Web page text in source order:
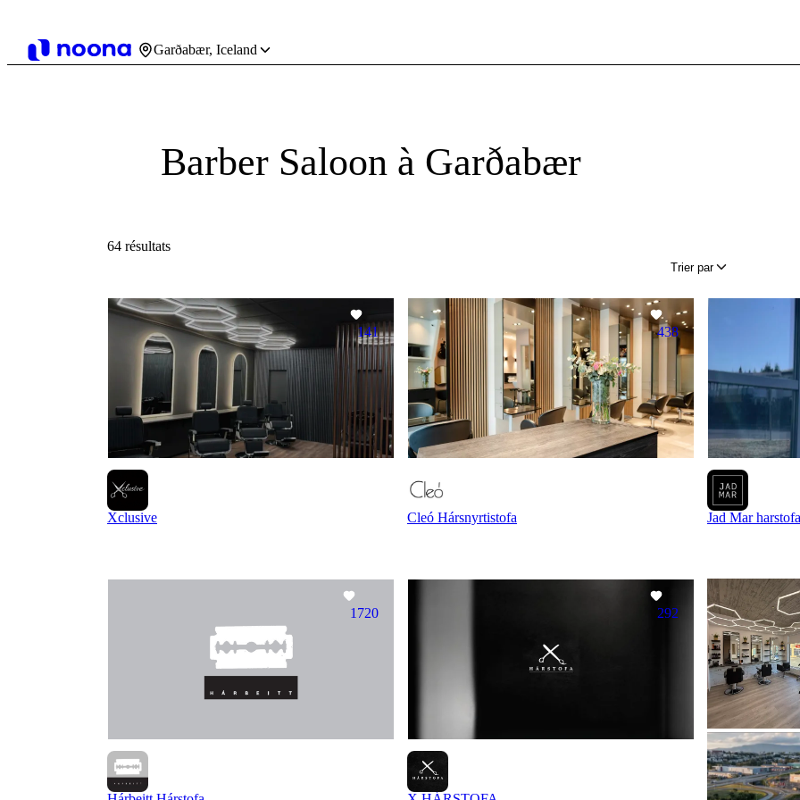
Garðabær, Iceland
Barber Saloon à Garðabær
64 résultats
Trier par
141
Xclusive
438
Cleó Hársnyrtistofa Jad Mar
1720 292